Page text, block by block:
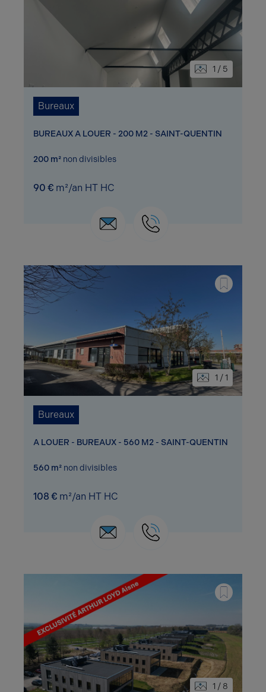
1 / 5
Bureaux
BUREAUX A LOUER - 200 M2 - SAINT-QUENTIN
200 m² non divisibles
90 € m²/an HT HC
1 / 1
Bureaux
A LOUER - BUREAUX - 560 M2 - SAINT-QUENTIN
560 m² non divisibles
108 € m²/an HT HC
1 / 8